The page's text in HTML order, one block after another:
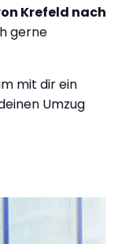
Krefeld nach
gerne
mit dir ein
Umzug